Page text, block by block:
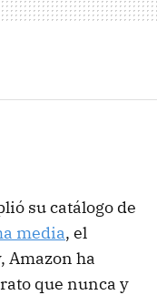
su catálogo de
media, el
Amazon ha
que nunca y